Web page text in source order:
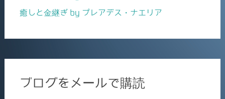
癒しと金継ぎ by プレアデス・ナエリア
ブログをメールで購読